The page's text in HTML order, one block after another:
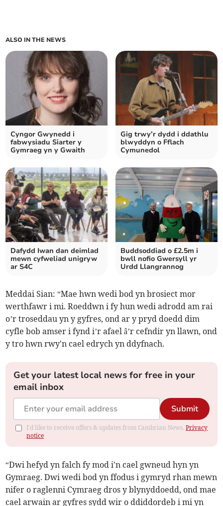
ALSO IN THE NEWS
Cyngor Gwynedd i
fabwysiadu Siarter y
Gymraeg yn y Gwaith
Gig trwy’r dydd i ddathlu
blwyddyn o Fflach
Cymunedol
Dafydd Iwan dan deimlad
mewn cyfweliad unigryw
ar S4C
Buddsoddiad o £2.5m i
bwll nofio Gwersyll yr
Urdd Llangrannog
Meddai Sian: “Mae hwn wedi bod yn brosiect mor
werthfawr i mi. Roeddwn i fy hun wedi adrodd am rai
o’r troseddau yn y gyfres, ond ar y pryd doedd dim
cyfle bob amser i fynd i’r afael â’r cefndir yn llawn, ond
y tro hwn rwy'n cael edrych yn ddyfnach.
Get your latest local news for free in your
email inbox
Submit
I'd like to receive offers & updates from Cambrian News.Privacy
notice
“Dwi hefyd yn falch fy mod i'n cael gwneud hyn yn
Gymraeg. Dwi wedi bod yn ffodus i gymryd rhan mewn
nifer o raglenni Cymraeg dros y blynyddoedd, ond mae
cael arwain ar gyfres sydd wir o ddiddordeb i mi yn